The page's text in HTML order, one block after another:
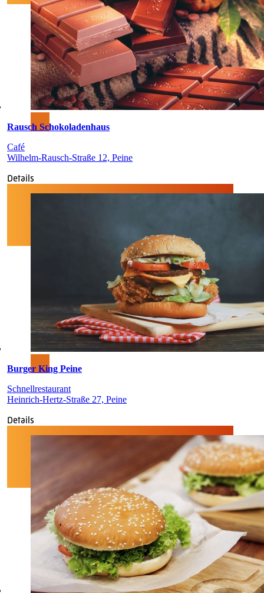
Rausch Schokoladenhaus
Café
Wilhelm-Rausch-Straße 12, Peine
Details
Burger King Peine
Schnellrestaurant
Heinrich-Hertz-Straße 27, Peine
Details